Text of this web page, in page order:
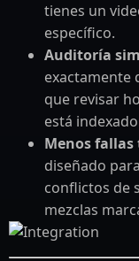
tienes un
específico.
Auditoría
exactamente
que revisar
está
Menos fallas
diseñado
conflictos de
mezclas